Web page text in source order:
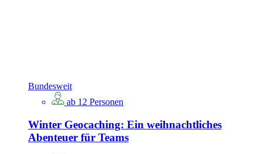
Bundesweit
ab 12 Personen
Winter Geocaching: Ein weihnachtliches
Abenteuer für Teams